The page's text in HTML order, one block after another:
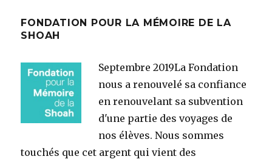
FONDATION POUR LA MÉMOIRE DE LA
SHOAH
Septembre 2019La Fondation
nous a renouvelé sa confiance
en renouvelant sa subvention
d'une partie des voyages de
nos élèves. Nous sommes
touchés que cet argent qui vient des